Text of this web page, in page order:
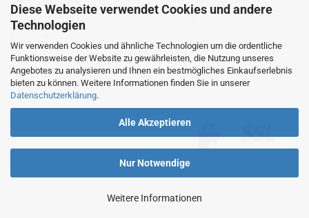
Diese Webseite verwendet Cookies und andere
Technologien
Wir verwenden Cookies und ähnliche Technologien um die ordentliche
Funktionsweise der Website zu gewährleisten, die Nutzung unseres
Angebotes zu analysieren und Ihnen ein bestmögliches Einkaufserlebnis
bieten zu können. Weitere Informationen finden Sie in unserer
Datenschutzerklärung.
Alle Akzeptieren
Nur Notwendige
Weitere Informationen
Neuigkeiten und Meinungen auch täglich aktuell unter